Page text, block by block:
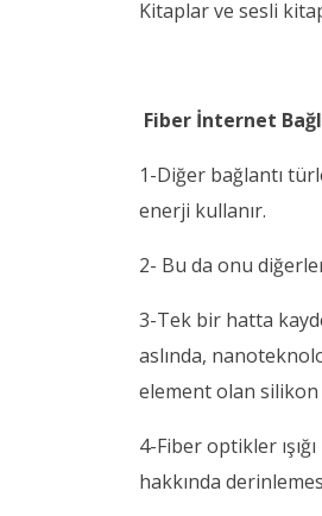
Kitaplar ve sesli
Fiber İnternet
1-Diğer bağlantı
enerji kullanır.
2- Bu da onu
3-Tek bir hatta
aslında,
element olan silikon
4-Fiber optikler
hakkında